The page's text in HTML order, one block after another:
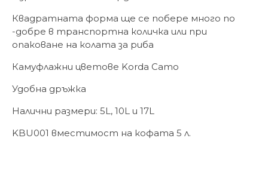
Квадратната форма ще се побере много по
-добре в транспортна количка или при
опаковане на колата за риба
Камуфлажни цветове Korda Camo
Удобна дръжка
Налични размери: 5L, 10L и 17L
KBU001 вместимост на кофата 5 л.